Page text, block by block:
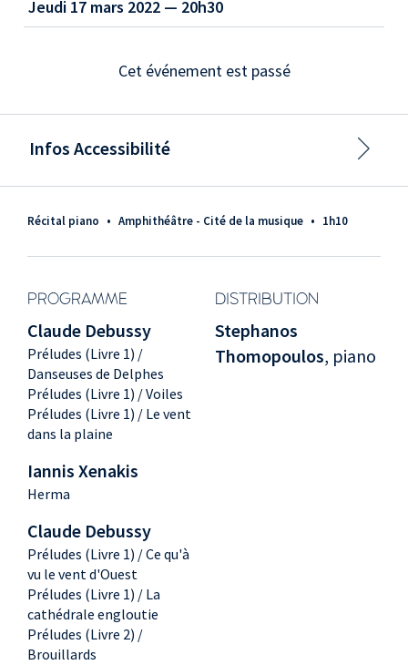
Récital piano • Amphithéâtre - Cité de la musique • 1h10
PROGRAMME DISTRIBUTION
Claude Debussy
Préludes (Livre 1) /
Danseuses de Delphes
Préludes (Livre 1) / Voiles
Préludes (Livre 1) / Le vent
dans la plaine
Iannis Xenakis
Herma
Claude Debussy
Préludes (Livre 1) / Ce qu'à
vu le vent d'Ouest
Préludes (Livre 1) / La
cathédrale engloutie
Préludes (Livre 2) /
Brouillards
Stephanos
Thomopoulos, piano
Jeudi 17 mars 2022 — 20h30
Cet événement est passé
Infos Accessibilité